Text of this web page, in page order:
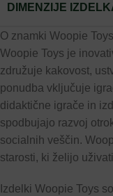
DIMENZIJE
O znamki Woopie Toys
Woopie Toys je
združuje kakovost,
ponudba vključuje
didaktične igrače in
spodbujajo razvoj
socialnih veščin.
starosti, ki želijo
Izdelki Woopie Toys